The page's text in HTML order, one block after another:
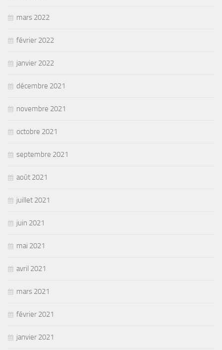
mars 2022
février 2022
janvier 2022
décembre 2021
novembre 2021
octobre 2021
septembre 2021
août 2021
juillet 2021
juin 2021
mai 2021
avril 2021
mars 2021
février 2021
janvier 2021